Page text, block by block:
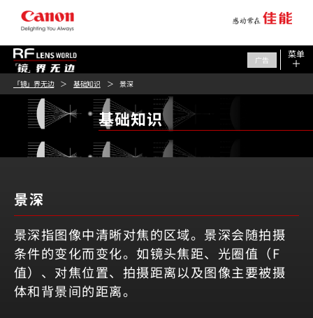
广告
菜单
「镜」界无边 基础知识 景深
基础知识
景深
景深指图像中清晰对焦的区域。景深会随拍摄
条件的变化而变化。如镜头焦距、光圈值（F
值）、对焦位置、拍摄距离以及图像主要被摄
体和背景间的距离。